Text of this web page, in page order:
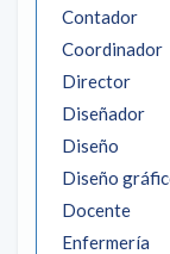
Contador
Coordinador
Director
Diseñador
Diseño
Diseño
Docente
Enfermería